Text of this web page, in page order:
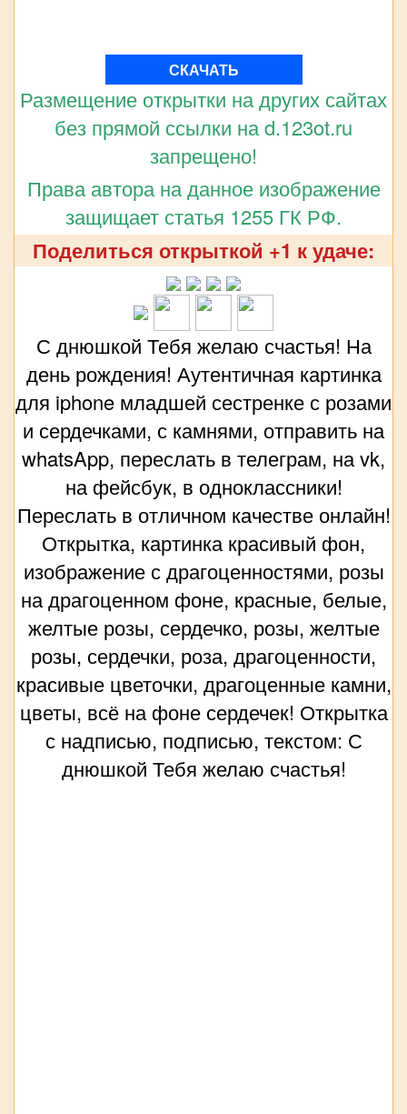
СКАЧАТЬ
Размещение открытки на других сайтах
без прямой ссылки на d.123ot.ru
запрещено!
Права автора на данное изображение
защищает статья 1255 ГК РФ.
Поделиться открыткой +1 к удаче:
С днюшкой Тебя желаю счастья! На
день рождения! Аутентичная картинка
для iphone младшей сестренке с розами
и сердечками, с камнями, отправить на
whatsApp, переслать в телеграм, на vk,
на фейсбук, в одноклассники!
Переслать в отличном качестве онлайн!
Открытка, картинка красивый фон,
изображение с драгоценностями, розы
на драгоценном фоне, красные, белые,
желтые розы, сердечко, розы, желтые
розы, сердечки, роза, драгоценности,
красивые цветочки, драгоценные камни,
цветы, всё на фоне сердечек! Открытка
с надписью, подписью, текстом: С
днюшкой Тебя желаю счастья!